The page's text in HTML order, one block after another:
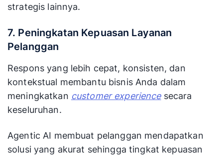
strategis lainnya.
7. Peningkatan Kepuasan Layanan
Pelanggan
Respons yang lebih cepat, konsisten, dan
kontekstual membantu bisnis Anda dalam
meningkatkan customer experiencesecara
keseluruhan.
Agentic AI membuat pelanggan mendapatkan
solusi yang akurat sehingga tingkat kepuasan